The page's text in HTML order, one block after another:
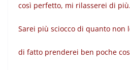
così perfetto, mi rilasserei di più.
Sarei più sciocco di quanto non
di fatto prenderei ben poche